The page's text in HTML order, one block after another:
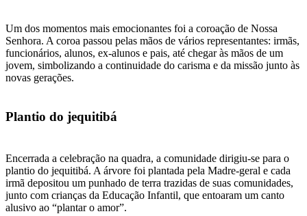
Um dos momentos mais emocionantes foi a coroação de Nossa
Senhora. A coroa passou pelas mãos de vários representantes: irmãs,
funcionários, alunos, ex-alunos e pais, até chegar às mãos de um
jovem, simbolizando a continuidade do carisma e da missão junto às
novas gerações.
Plantio do jequitibá
Encerrada a celebração na quadra, a comunidade dirigiu-se para o
plantio do jequitibá. A árvore foi plantada pela Madre-geral e cada
irmã depositou um punhado de terra trazidas de suas comunidades,
junto com crianças da Educação Infantil, que entoaram um canto
alusivo ao “plantar o amor”.